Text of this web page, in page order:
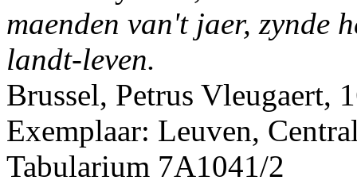
maenden van't jaer, zynde
landt-leven.
Brussel, Petrus Vleugaert,
Exemplaar: Leuven,
Tabularium 7A1041/2